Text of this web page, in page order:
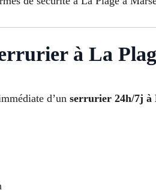
à La
d’un serrurier 24h/7j à